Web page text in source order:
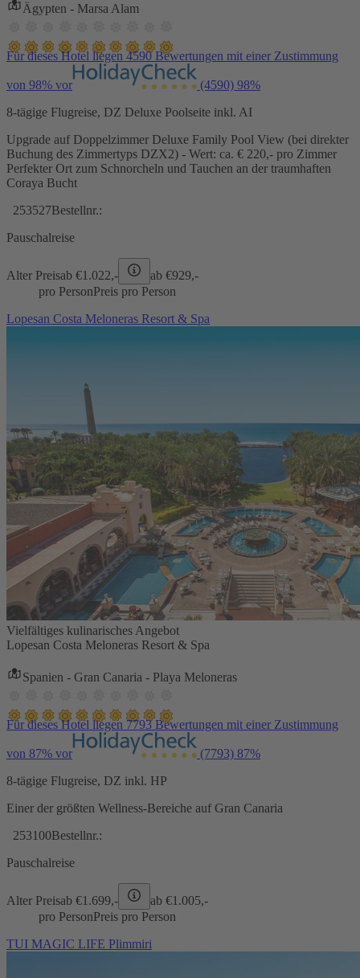
Ägypten - Marsa Alam
Für dieses Hotel liegen 4590 Bewertungen mit einer Zustimmung
von 98% vor (4590) 98%
8-tägige Flugreise, DZ Deluxe Poolseite inkl. AI
Upgrade auf Doppelzimmer Deluxe Family Pool View (bei direkter
Buchung des Zimmertyps DZX2) - Wert: ca. € 220,- pro Zimmer
Perfekter Ort zum Schnorcheln und Tauchen an der traumhaften
Coraya Bucht
253527Bestellnr.:
Pauschalreise
Alter Preisab €1.022,- ab €929,-
pro PersonPreis pro Person
Lopesan Costa Meloneras Resort & Spa
Vielfältiges kulinarisches Angebot
Lopesan Costa Meloneras Resort & Spa
Spanien - Gran Canaria - Playa Meloneras
Für dieses Hotel liegen 7793 Bewertungen mit einer Zustimmung
von 87% vor (7793) 87%
8-tägige Flugreise, DZ inkl. HP
Einer der größten Wellness-Bereiche auf Gran Canaria
253100Bestellnr.:
Pauschalreise
Alter Preisab €1.699,- ab €1.005,-
pro PersonPreis pro Person
TUI MAGIC LIFE Plimmiri